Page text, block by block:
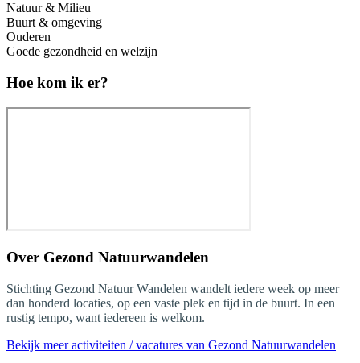
Natuur & Milieu
Buurt & omgeving
Ouderen
Goede gezondheid en welzijn
Hoe kom ik er?
Over Gezond Natuurwandelen
Stichting Gezond Natuur Wandelen wandelt iedere week op meer
dan honderd locaties, op een vaste plek en tijd in de buurt. In een
rustig tempo, want iedereen is welkom.
Bekijk meer activiteiten / vacatures van Gezond Natuurwandelen